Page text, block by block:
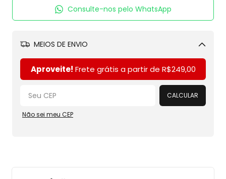
Consulte-nos pelo WhatsApp
MEIOS DE ENVIO
Aproveite! Frete grátis a partir de R$249,00
CALCULAR
Não sei meu CEP